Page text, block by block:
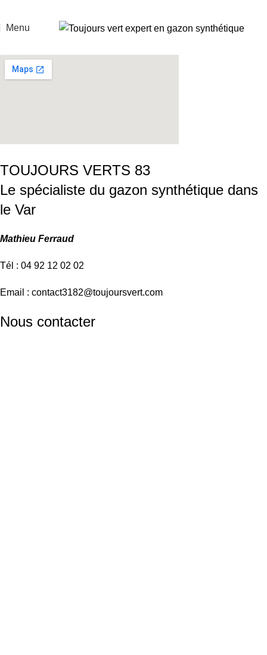
Menu
TOUJOURS VERTS 83
Le spécialiste du gazon synthétique dans
le Var
Mathieu Ferraud
Tél : 04 92 12 02 02
Email : contact3182@toujoursvert.com
Nous contacter